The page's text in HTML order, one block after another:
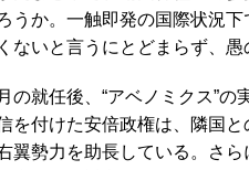
うか。一触即発の国際状況
ないと言うにとどまらず、愚
の就任後、“アベノミクス”
を付けた安倍政権は、隣国
翼勢力を助長している。さ